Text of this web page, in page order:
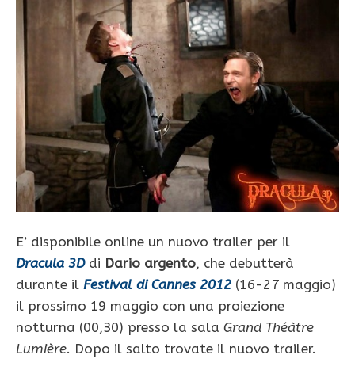
E’ disponibile online un nuovo trailer per il
Dracula 3Ddi Dario argento, che debutterà
durante il Festival di Cannes 2012 (16-27 maggio)
il prossimo 19 maggio con una proiezione
notturna (00,30) presso la sala Grand Théàtre
Lumière. Dopo il salto trovate il nuovo trailer.